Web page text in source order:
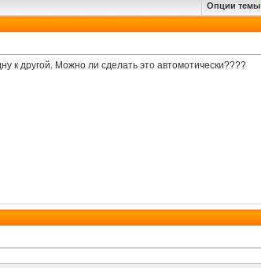
Опции темы
к другой. Можно ли сделать это автомотически????